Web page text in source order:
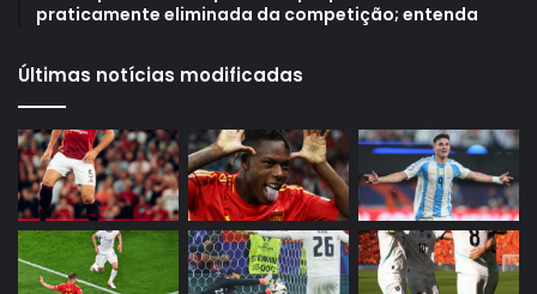
praticamente eliminada da competição; entenda
Últimas notícias modificadas